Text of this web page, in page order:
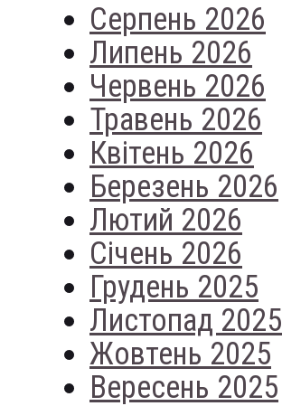
Серпень 2026
Липень 2026
Червень 2026
Травень 2026
Квітень 2026
Березень 2026
Лютий 2026
Січень 2026
Грудень 2025
Листопад 2025
Жовтень 2025
Вересень 2025